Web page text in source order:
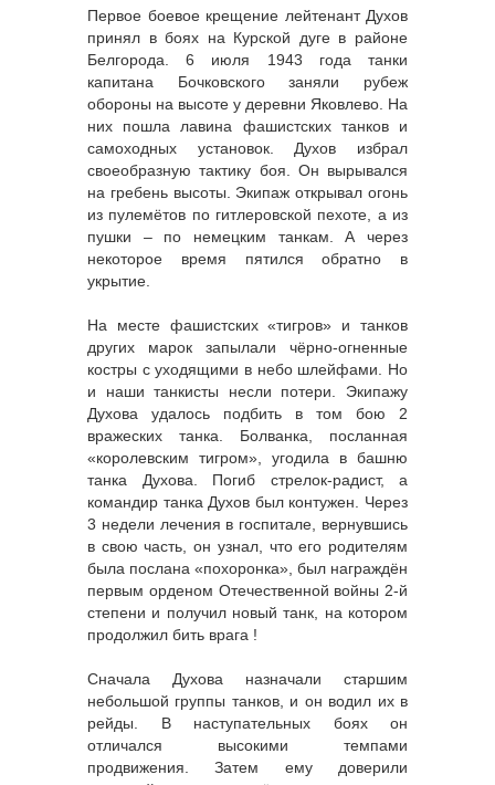
Первое боевое крещение лейтенант Духов
принял в боях на Курской дуге в районе
Белгорода. 6 июля 1943 года танки
капитана Бочковского заняли рубеж
обороны на высоте у деревни Яковлево. На
них пошла лавина фашистских танков и
самоходных установок. Духов избрал
своеобразную тактику боя. Он вырывался
на гребень высоты. Экипаж открывал огонь
из пулемётов по гитлеровской пехоте, а из
пушки – по немецким танкам. А через
некоторое время пятился обратно в
укрытие.
На месте фашистских «тигров» и танков
других марок запылали чёрно-огненные
костры с уходящими в небо шлейфами. Но
и наши танкисты несли потери. Экипажу
Духова удалось подбить в том бою 2
вражеских танка. Болванка, посланная
«королевским тигром», угодила в башню
танка Духова. Погиб стрелок-радист, а
командир танка Духов был контужен. Через
3 недели лечения в госпитале, вернувшись
в свою часть, он узнал, что его родителям
была послана «похоронка», был награждён
первым орденом Отечественной войны 2-й
степени и получил новый танк, на котором
продолжил бить врага !
Сначала Духова назначали старшим
небольшой группы танков, и он водил их в
рейды. В наступательных боях он
отличался высокими темпами
продвижения. Затем ему доверили